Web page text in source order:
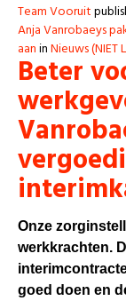
Team Vooruit
Anja Vanrobaeys
aaninNieuws (NIET
Beter
Onze
werkkrachten.
goed doen en